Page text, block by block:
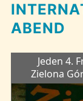
ABEND
Jeden 4.
Zielona